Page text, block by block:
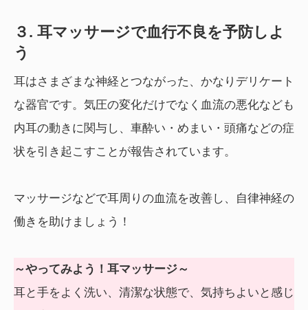
３. 耳マッサージで血行不良を予防しよ
う
耳はさまざまな神経とつながった、かなりデリケート
な器官です。気圧の変化だけでなく血流の悪化なども
内耳の動きに関与し、車酔い・めまい・頭痛などの症
状を引き起こすことが報告されています。
マッサージなどで耳周りの血流を改善し、自律神経の
働きを助けましょう！
～やってみよう！耳マッサージ～
耳と手をよく洗い、清潔な状態で、気持ちよいと感じ